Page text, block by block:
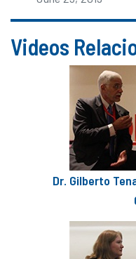
Videos
Dr. Gilberto